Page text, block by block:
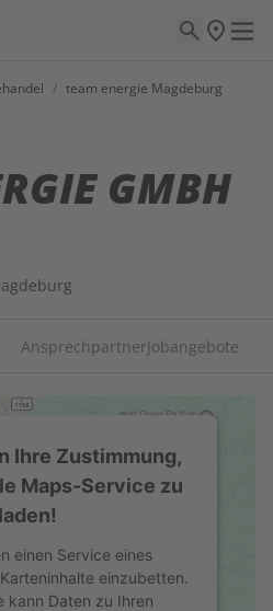
/ team energie Magdeburg
GMBH
AnsprechpartnerJobangebote
Ihre Zustimmung,
Maps-Service zu
laden!
einen Service eines
einzubetten.
kann Daten zu Ihren